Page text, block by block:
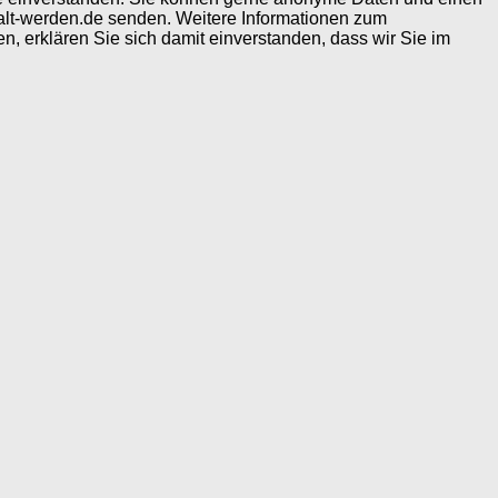
werden.de senden. Weitere Informationen zum
erklären Sie sich damit einverstanden, dass wir Sie im